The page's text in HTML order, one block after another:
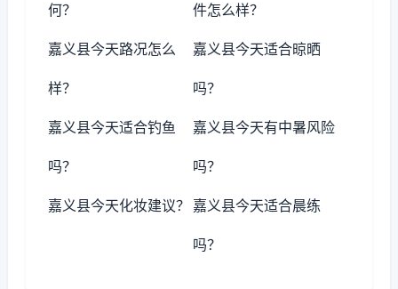
何？ 件怎么样？
嘉义县今天路况怎么
样？
嘉义县今天适合晾晒
吗？
嘉义县今天适合钓鱼
吗？
嘉义县今天有中暑风险
吗？
嘉义县今天化妆建议？ 嘉义县今天适合晨练
吗？